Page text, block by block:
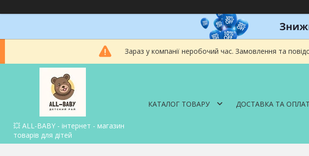
Зараз у компанії неробочий час. Замовлення та
💥 ALL-BABY - інтернет - магазин
товарів для дітей
КАТАЛОГ ТОВАРУ ДОСТАВКА ТА